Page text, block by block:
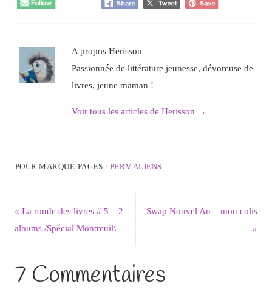
A propos Herisson
Passionnée de littérature jeunesse, dévoreuse de
livres, jeune maman !
Voir tous les articles de Herisson →
POUR MARQUE-PAGES : PERMALIENS
« La ronde des livres # 5 – 2
albums /Spécial Montreuil\
Swap Nouvel An – mon colis
»
7 Commentaires